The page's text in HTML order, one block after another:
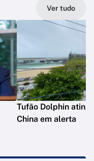
Ver tudo
Tufão Dolphin
China em alerta